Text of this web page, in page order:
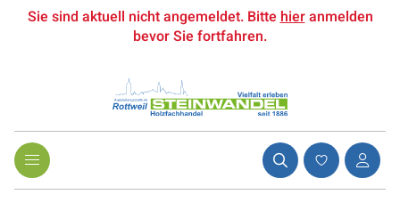
Sie sind aktuell nicht angemeldet. Bittehieranmelden
bevor Sie fortfahren.